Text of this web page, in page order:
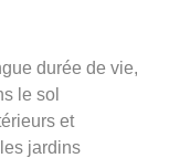
durée de vie,
le sol
et
jardins